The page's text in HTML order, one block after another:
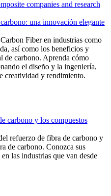
una innovación elegante
Fiber en industrias como
así como los beneficios y
de carbono. Aprenda cómo
el diseño y la ingeniería,
creatividad y rendimiento.
carbono y los compuestos
refuerzo de fibra de carbono y
de carbono. Conozca sus
las industrias que van desde